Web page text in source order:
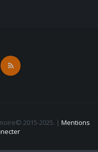
2015-2025. | Mentions